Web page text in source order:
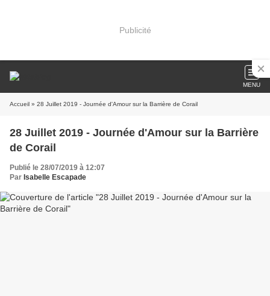
Publicité
MENU
Accueil » 28 Juillet 2019 - Journée d'Amour sur la Barrière de Corail
28 Juillet 2019 - Journée d'Amour sur la Barrière
de Corail
Publié le 28/07/2019 à 12:07
Par Isabelle Escapade